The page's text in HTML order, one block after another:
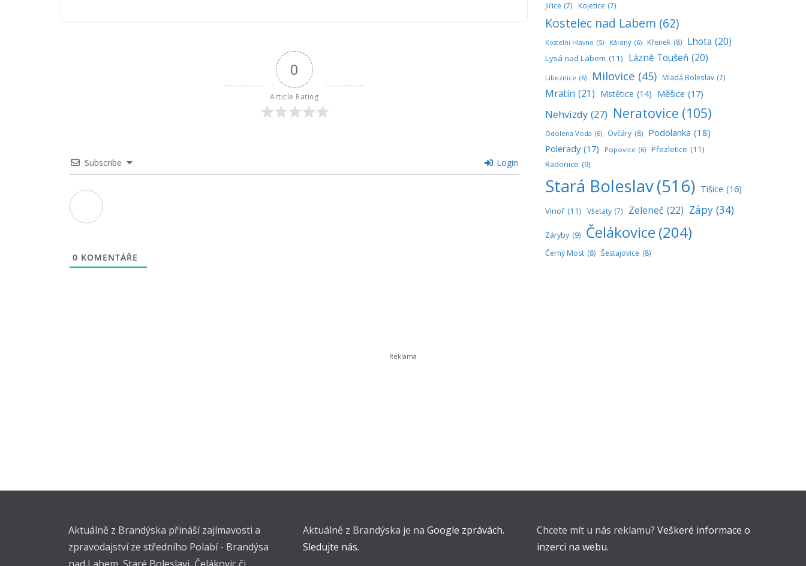
0
Article Rating
Subscribe Login
0 KOMENTÁŘE
Jiřice (7) Kojetice (7)
Kostelec nad Labem (62)
Kostelní Hlavno (5) Káraný (6) Křenek (8) Lhota (20)
Lysá nad Labem (11) Lázně Toušeň (20)
Líbeznice (6) Milovice (45) Mladá Boleslav (7)
Mratín (21) Mstětice (14) Měšice (17)
Nehvizdy (27) Neratovice (105)
Odolena Voda (6) Ovčáry (8) Podolanka (18)
Polerady (17) Popovice (6) Přezletice (11)
Radonice (9)
Stará Boleslav(516) Tišice (16)
Vinoř (11) Všetaty (7) Zeleneč (22) Zápy (34)
Záryby (9) Čelákovice (204)
Černý Most (8) Šestajovice (8)
Aktuálně z Brandýska přináší zajímavosti a
zpravodajství ze středního Polabí - Brandýsa
Aktuálně z Brandýska je na Google zprávách.
Sledujte nás.
Chcete mít u nás reklamu?Veškeré informace o
inzerci na webu.